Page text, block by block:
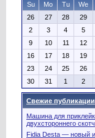
Su
Mo Tu We
26
27 28 29
2
3 4 5
9
10 11 12
16
17 18 19
23
24 25 26
30
31 1 2
Свежие публикации
Машина для
двухстороннего
Fidia Desta — новый